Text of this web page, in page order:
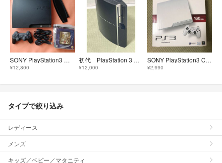
SONY PlayStation3 本体 CECH-2000A PS3
¥12,800
初代 PlayStation 3 CECHA00 本体のみ ジャンク 即日発送！
¥12,000
SONY PlayStation3 CECH-3000A LWの空箱取説
¥2,990
タイプで絞り込み
レディース
メンズ
キッズ／ベビー／マタニティ